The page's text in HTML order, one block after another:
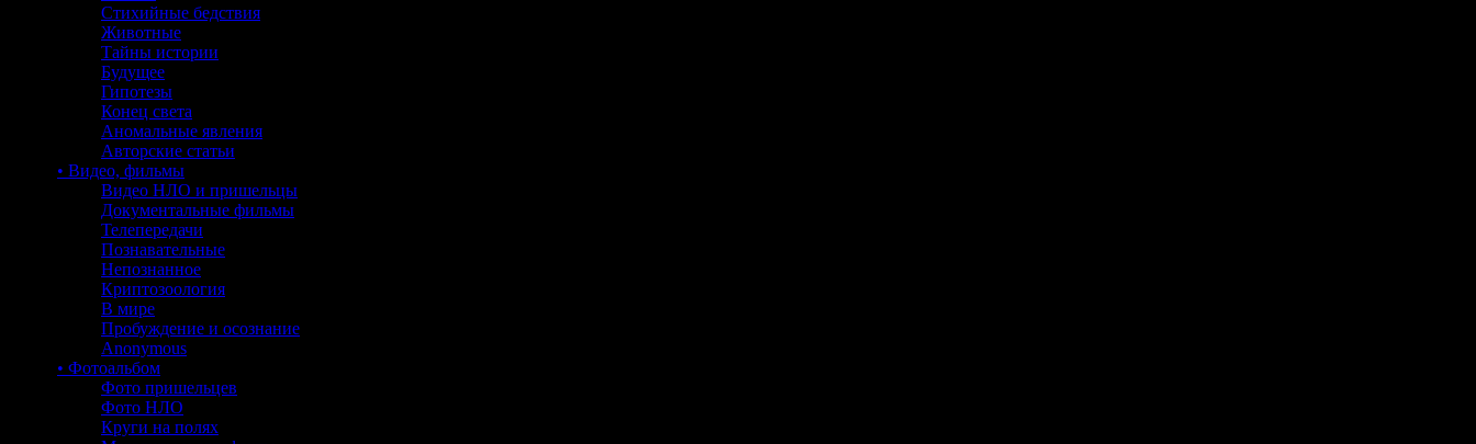
Стихийные бедствия
Животные
Тайны истории
Будущее
Гипотезы
Конец света
Аномальные явления
Авторские статьи
• Видео, фильмы
Видео НЛО и пришельцы
Документальные фильмы
Телепередачи
Познавательные
Непознанное
Криптозоология
В мире
Пробуждение и осознание
Anonymous
• Фотоальбом
Фото пришельцев
Фото НЛО
Круги на полях